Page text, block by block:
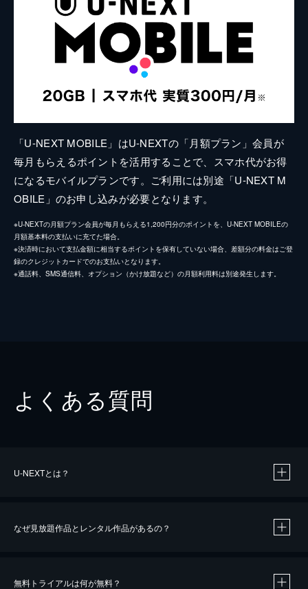
「U-NEXT MOBILE」はU-NEXTの「月額プラン」会員が
毎月もらえるポイントを活用することで、スマホ代がお得
になるモバイルプランです。ご利用には別途「U-NEXT M
OBILE」のお申し込みが必要となります。
※U-NEXTの月額プラン会員が毎月もらえる1,200円分のポイントを、U-NEXT MOBILEの
月額基本料の支払いに充てた場合。
※決済時において支払金額に相当するポイントを保有していない場合、差額分の料金はご登
録のクレジットカードでのお支払いとなります。
※通話料、SMS通信料、オプション（かけ放題など）の月額利用料は別途発生します。
よくある質問
U-NEXTとは？
なぜ見放題作品とレンタル作品があるの？
無料トライアルは何が無料？